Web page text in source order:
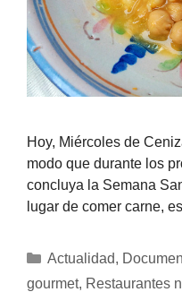
Hoy, Miércoles de
modo que durante los
concluya la Semana
lugar de comer carne,
Actualidad,
gourmet, Restaurantes